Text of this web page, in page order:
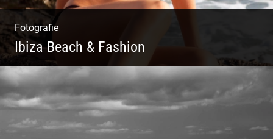
Fotografie
Ibiza Beach & Fashion
Ibiza Beach & Fashion